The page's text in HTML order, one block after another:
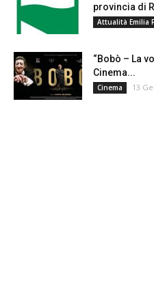
provincia di
Attualità Emilia
“Bobò – La
Cinema...
Cinema 13